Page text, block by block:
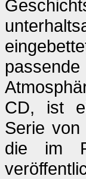
CD, ist
Serie von
die im